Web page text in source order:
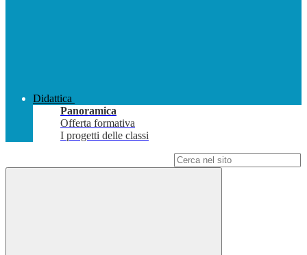
Didattica
Panoramica
Offerta formativa
I progetti delle classi